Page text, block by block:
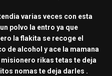
varias veces con esta
polvo la entro ya que
la flakita se recoge el
de alcohol y ace la mamana
rikas tetas te deja
nomas te deja darles .